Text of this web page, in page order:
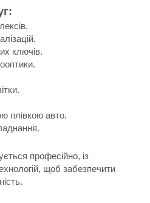
ключів.
плівкою авто.
професійно, із
щоб забезпечити